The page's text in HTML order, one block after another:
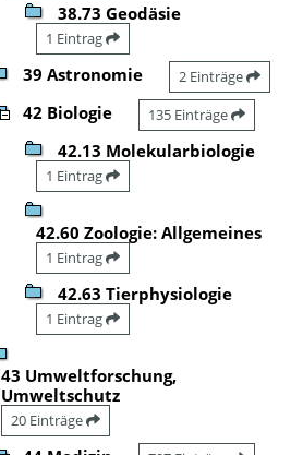
38.73 Geodäsie
1 Eintrag
39 Astronomie 2 Einträge
42 Biologie 135 Einträge
42.13 Molekularbiologie
1 Eintrag
42.60 Zoologie: Allgemeines
1 Eintrag
42.63 Tierphysiologie
1 Eintrag
43 Umweltforschung,
Umweltschutz
20 Einträge